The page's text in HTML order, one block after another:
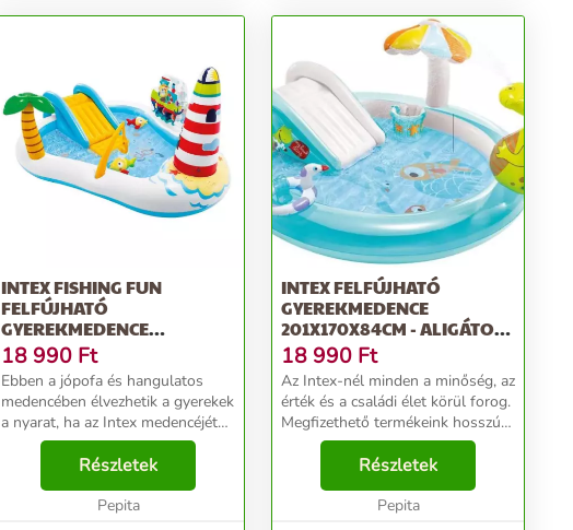
INTEX FISHING FUN
FELFÚJHATÓ
GYEREKMEDENCE
218X188X99CM - TENGERP...
18 990 Ft
Ebben a jópofa és hangulatos
medencében élvezhetik a gyerekek
a nyarat, ha az Intex medencéjét
választod. A medence egy
tengerpartot mintáz,
világítótoronnyal, hajóval, vízi
csúszdával és egy spriccel...
Részletek
Pepita
INTEX FELFÚJHATÓ
GYEREKMEDENCE
201X170X84CM - ALIGÁTOR
(57165NP)
18 990 Ft
Az Intex-nél minden a minőség, az
érték és a családi élet körül forog.
Megfizethető termékeink hosszú
távra készülnek, mint azok az
emlékek, melyeket vásárlóinknak
okoznak. Az Intex felfújható
Részletek
Pepita